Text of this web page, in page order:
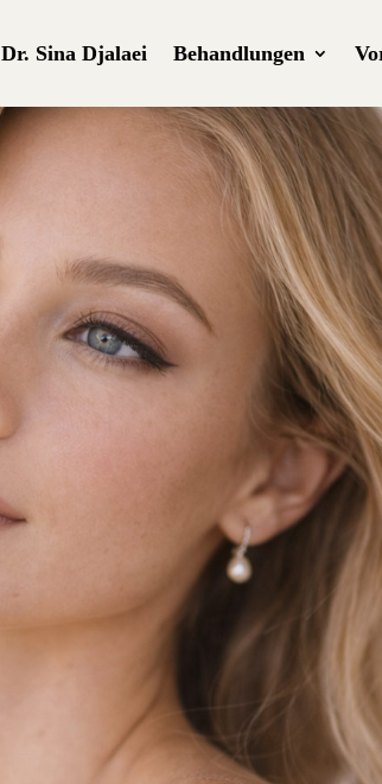
Dr. Sina Djalaei Behandlungen